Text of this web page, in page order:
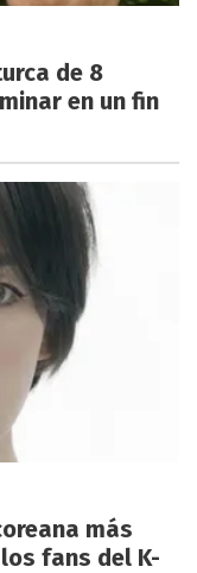
de 8
en un fin
más
fans del K-